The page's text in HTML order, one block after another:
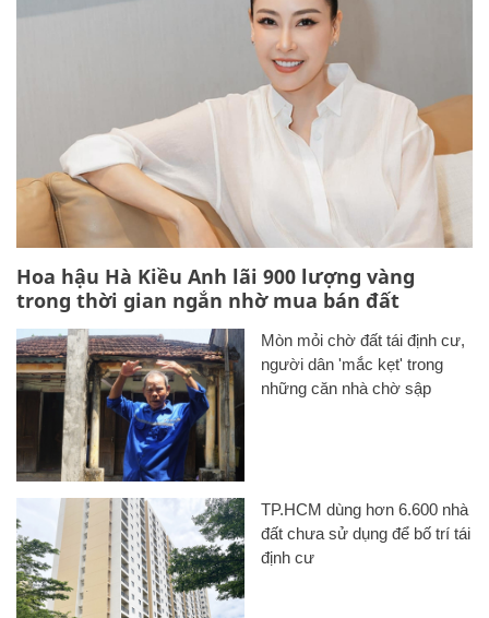
Hoa hậu Hà Kiều Anh lãi 900 lượng vàng
trong thời gian ngắn nhờ mua bán đất
Mòn mỏi chờ đất tái định cư,
người dân 'mắc kẹt' trong
những căn nhà chờ sập
TP.HCM dùng hơn 6.600 nhà
đất chưa sử dụng để bố trí tái
định cư